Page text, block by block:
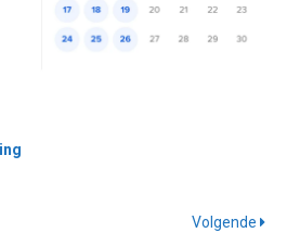
Volgende